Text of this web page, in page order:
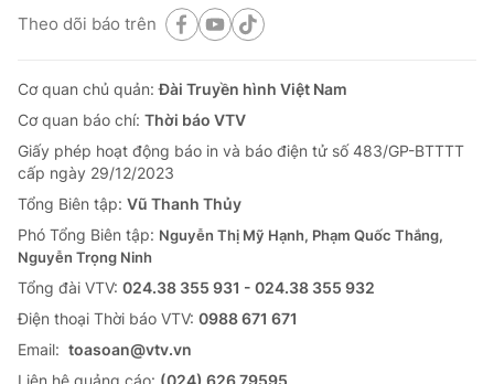
Theo dõi báo trên
Cơ quan chủ quản:Đài Truyền hình Việt Nam
Cơ quan báo chí: Thời báo VTV
Giấy phép hoạt động báo in và báo điện tử số 483/GP-BTTTT
cấp ngày 29/12/2023
Tổng Biên tập: Vũ Thanh Thủy
Phó Tổng Biên tập: Nguyễn Thị Mỹ Hạnh, Phạm Quốc Thắng,
Nguyễn Trọng Ninh
Tổng đài VTV: 024.38 355 931 - 024.38 355 932
Ðiện thoại Thời báo VTV: 0988 671 671
Email: toasoan@vtv.vn
Liên hệ quảng cáo: (024) 626 79595